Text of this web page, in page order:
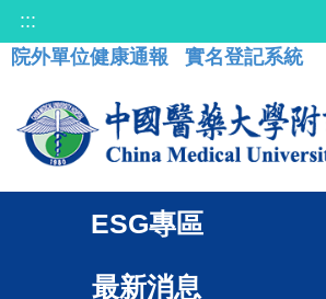
:::
院外單位健康通報
實名登記系統
ESG專區
最新消息